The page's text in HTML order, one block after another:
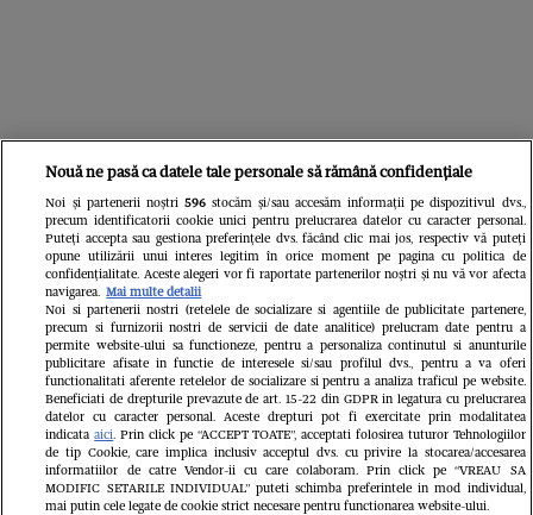
Libertatea
Nouă ne pasă ca datele tale personale să rămână confidențiale
Noi și partenerii noștri 596stocăm și/sau accesăm informații pe dispozitivul dvs.,
precum identificatorii cookie unici pentru prelucrarea datelor cu caracter personal.
Puteți accepta sau gestiona preferințele dvs. făcând clic mai jos, respectiv vă puteți
opune utilizării unui interes legitim în orice moment pe pagina cu politica de
confidențialitate. Aceste alegeri vor fi raportate partenerilor noștri și nu vă vor afecta
navigarea. Mai multe detalii
Noi si partenerii nostri (retelele de socializare si agentiile de publicitate partenere,
precum si furnizorii nostri de servicii de date analitice) prelucram date pentru a
permite website-ului sa functioneze, pentru a personaliza continutul si anunturile
publicitare afisate in functie de interesele si/sau profilul dvs., pentru a va oferi
functionalitati aferente retelelor de socializare si pentru a analiza traficul pe website.
Beneficiati de drepturile prevazute de art. 15-22 din GDPR in legatura cu prelucrarea
datelor cu caracter personal. Aceste drepturi pot fi exercitate prin modalitatea
indicataaici. Prin click pe “ACCEPT TOATE”, acceptati folosirea tuturor Tehnologiilor
de tip Cookie, care implica inclusiv acceptul dvs. cu privire la stocarea/accesarea
informatiilor de catre Vendor-ii cu care colaboram. Prin click pe “VREAU SA
MODIFIC SETARILE INDIVIDUAL” puteti schimba preferintele in mod individual,
mai putin cele legate de cookie strict necesare pentru functionarea website-ului.